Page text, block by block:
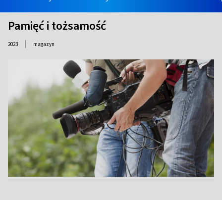
Pamięć i tożsamość
2023 | magazyn